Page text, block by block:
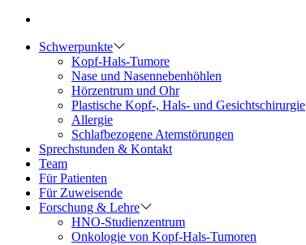
Schwerpunkte
Kopf-Hals-Tumore
Nase und Nasennebenhöhlen
Hörzentrum und Ohr
Plastische Kopf-, Hals- und Gesichtschirurgie
Allergie
Schlafbezogene Atemstörungen
Sprechstunden & Kontakt
Team
Für Patienten
Für Zuweisende
Forschung & Lehre
HNO-Studienzentrum
Onkologie von Kopf-Hals-Tumoren